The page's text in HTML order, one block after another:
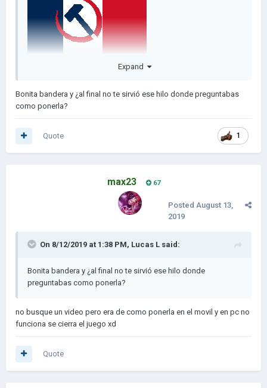
Expand
Bonita bandera y ¿al final no te sirvió ese hilo donde preguntabas
como ponerla?
1
Quote
max23 67
Posted August 13,
2019
On 8/12/2019 at 1:38 PM, Lucas L said:
Bonita bandera y ¿al final no te sirvió ese hilo donde
preguntabas como ponerla?
no busque un video pero era de como ponerla en el movil y en pc no
funciona se cierra el juego xd
Quote